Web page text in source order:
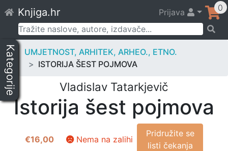
to
content
Knjiga.hr Prijava 0
Pretraži:
Kategorije
UMJETNOST, ARHITEK, ARHEO., ETNO.
ISTORIJA ŠEST POJMOVA
Vladislav Tatarkjevič
Istorija šest pojmova
€16,00 Nema na zalihi
Pridružite se
listi čekanja